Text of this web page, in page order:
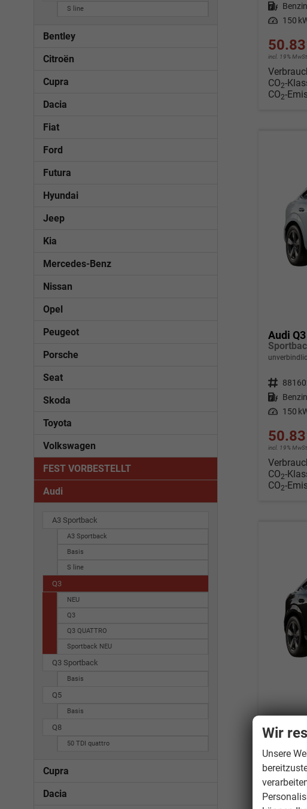
Kraftstoff Benzin
Leistung 150
incl. 19% MwSt.
CO2-
CO2-
Audi Q3
Fahrzeugnr.
Kraftstoff Benzin
Leistung 150
incl. 19% MwSt.
CO2-
CO2-
Audi Q3
Fahrzeugnr.
Kraftstoff Benzin
Leistung 150
S line
Bentley
Citroën
Cupra
Dacia
Fiat
Ford
Futura
Hyundai
Jeep
Kia
Mercedes-Benz
Nissan
Opel
Peugeot
Porsche
Seat
Skoda
Toyota
Volkswagen
FEST VORBESTELLT
Audi
A3 Sportback
A3 Sportback
Basis
S line
Q3
NEU
Q3
Q3 QUATTRO
Sportback NEU
Q3 Sportback
Basis
Q5
Basis
Q8
50 TDI quattro
Cupra
Dacia
Wir
Unsere